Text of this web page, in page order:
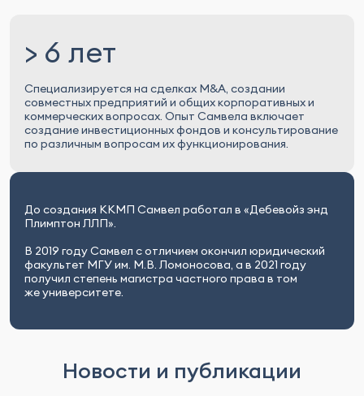
> 6 лет
Специализируется на сделках M&A, создании
совместных предприятий и общих корпоративных и
коммерческих вопросах. Опыт Самвела включает
создание инвестиционных фондов и консультирование
по различным вопросам их функционирования.
До создания ККМП Самвел работал в «Дебевойз энд
Плимптон ЛЛП».
В 2019 году Самвел с отличием окончил юридический
факультет МГУ им. М.В. Ломоносова, а в 2021 году
получил степень магистра частного права в том
же университете.
Новости и публикации